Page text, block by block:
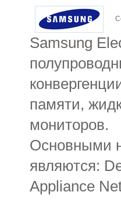
Samsung
памяти,
мониторов.
Основными
являются:
Appliance